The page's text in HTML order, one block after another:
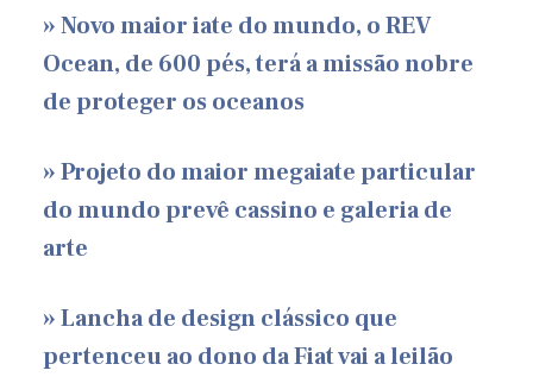
» Novo maior iate do mundo, o REV
Ocean, de 600 pés, terá a missão nobre
de proteger os oceanos
» Projeto do maior megaiate particular
do mundo prevê cassino e galeria de
arte
» Lancha de design clássico que
pertenceu ao dono da Fiat vai a leilão